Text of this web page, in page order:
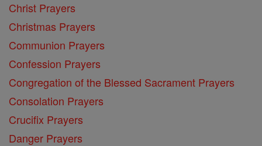
Christ Prayers
Christmas Prayers
Communion Prayers
Confession Prayers
Congregation of the Blessed Sacrament Prayers
Consolation Prayers
Crucifix Prayers
Danger Prayers